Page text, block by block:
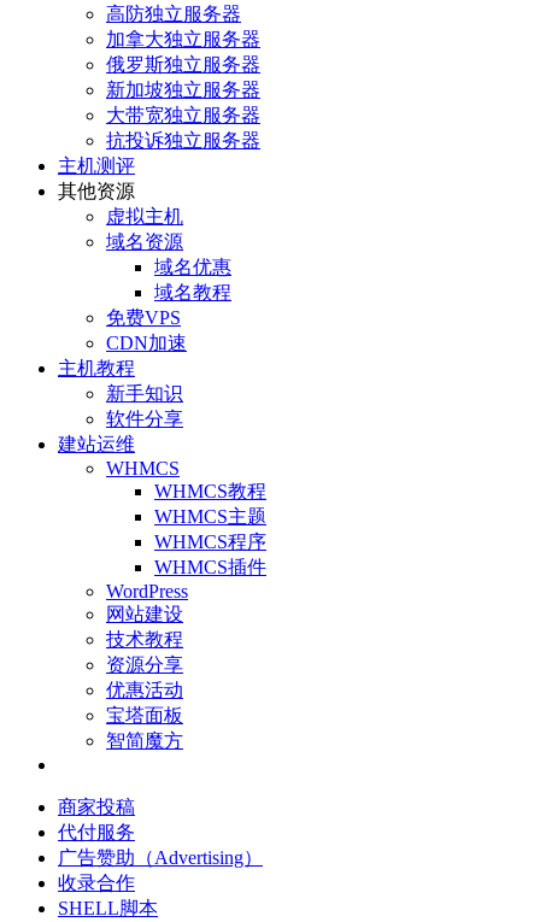
高防独立服务器
加拿大独立服务器
俄罗斯独立服务器
新加坡独立服务器
大带宽独立服务器
抗投诉独立服务器
主机测评
其他资源
虚拟主机
域名资源
域名优惠
域名教程
免费VPS
CDN加速
主机教程
新手知识
软件分享
建站运维
WHMCS
WHMCS教程
WHMCS主题
WHMCS程序
WHMCS插件
WordPress
网站建设
技术教程
资源分享
优惠活动
宝塔面板
智简魔方
商家投稿
代付服务
广告赞助（Advertising）
收录合作
SHELL脚本